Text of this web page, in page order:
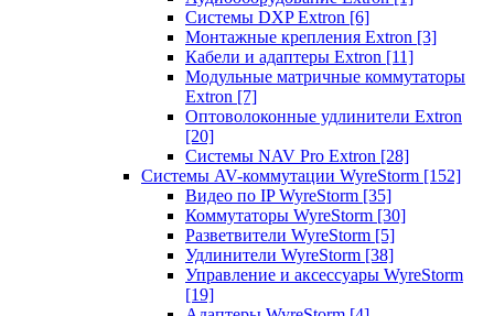
Системы DXP Extron [6]
Монтажные крепления Extron [3]
Кабели и адаптеры Extron [11]
Модульные матричные коммутаторы
Extron [7]
Оптоволоконные удлинители Extron
[20]
Системы NAV Pro Extron [28]
Системы AV-коммутации WyreStorm [152]
Видео по IP WyreStorm [35]
Коммутаторы WyreStorm [30]
Разветвители WyreStorm [5]
Удлинители WyreStorm [38]
Управление и аксессуары WyreStorm
[19]